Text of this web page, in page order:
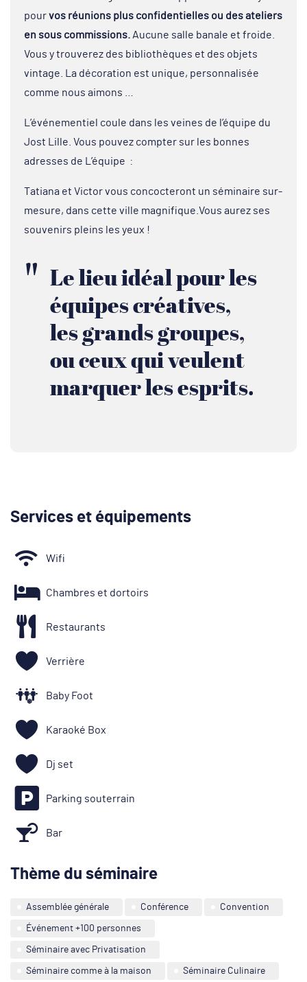
pourvos réunions plus confidentielles ou des ateliers
en sous commissions.Aucune salle banale et froide.
Vous y trouverez des bibliothèques et des objets
vintage. La décoration est unique, personnalisée
comme nous aimons …
L’événementiel coule dans les veines de l’équipe du
Jost Lille. Vous pouvez compter sur les bonnes
adresses de L’équipe :
Tatiana et Victor vous concocteront un séminaire sur-
mesure, dans cette ville magnifique.Vous aurez ses
souvenirs pleins les yeux !
Le lieu idéal pour les
équipes créatives,
les grands groupes,
ou ceux qui veulent
marquer les esprits.
Services et équipements
Wifi
Chambres et dortoirs
Restaurants
Verrière
Baby Foot
Karaoké Box
Dj set
Parking souterrain
Bar
Thème du séminaire
Assemblée générale Conférence Convention
Événement +100 personnes
Séminaire avec Privatisation
Séminaire comme à la maison Séminaire Culinaire